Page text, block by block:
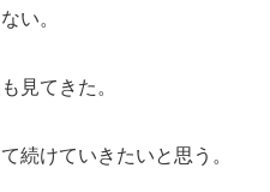
い。
見てきた。
続けていきたいと思う。